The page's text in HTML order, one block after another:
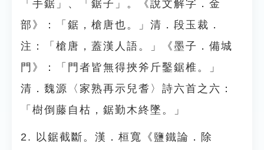
「手鋸」、「鋸子」。《說文解字．金
部》：「鋸，槍唐也。」清．段玉裁．
注：「槍唐，蓋漢人語。」《墨子．備城
門》：「門者皆無得挾斧斤鑿鋸椎。」
清．魏源〈家熟再示兒耆〉詩六首之六：
「樹倒藤自枯，鋸勤木終墜。」
2. 以鋸截斷。漢．桓寬《鹽鐵論．除